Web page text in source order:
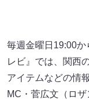
毎週金曜日19:00
レビ』では、関西
アイテムなどの情
MC・菅広文（ロ